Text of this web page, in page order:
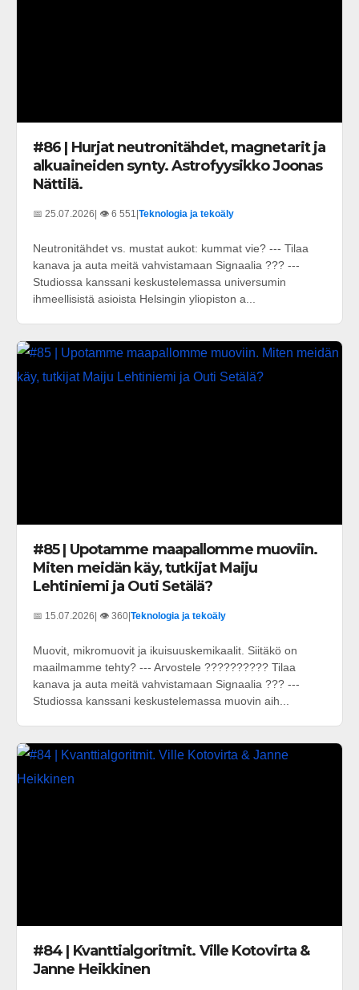
#86 | Hurjat neutronitähdet, magnetarit ja
alkuaineiden synty. Astrofyysikko Joonas
Nättilä.
📅 25.07.2026 | 👁️ 6 551 Teknologia ja tekoäly
Neutronitähdet vs. mustat aukot: kummat vie? --- Tilaa
kanava ja auta meitä vahvistamaan Signaalia ??? ---
Studiossa kanssani keskustelemassa universumin
ihmeellisistä asioista Helsingin yliopiston a...
#85 | Upotamme maapallomme muoviin.
Miten meidän käy, tutkijat Maiju
Lehtiniemi ja Outi Setälä?
📅 15.07.2026| 👁️ 360|Teknologia ja tekoäly
Muovit, mikromuovit ja ikuisuuskemikaalit. Siitäkö on
maailmamme tehty? --- Arvostele ?????????? Tilaa
kanava ja auta meitä vahvistamaan Signaalia ??? ---
Studiossa kanssani keskustelemassa muovin aih...
#84 | Kvanttialgoritmit. Ville Kotovirta &
Janne Heikkinen